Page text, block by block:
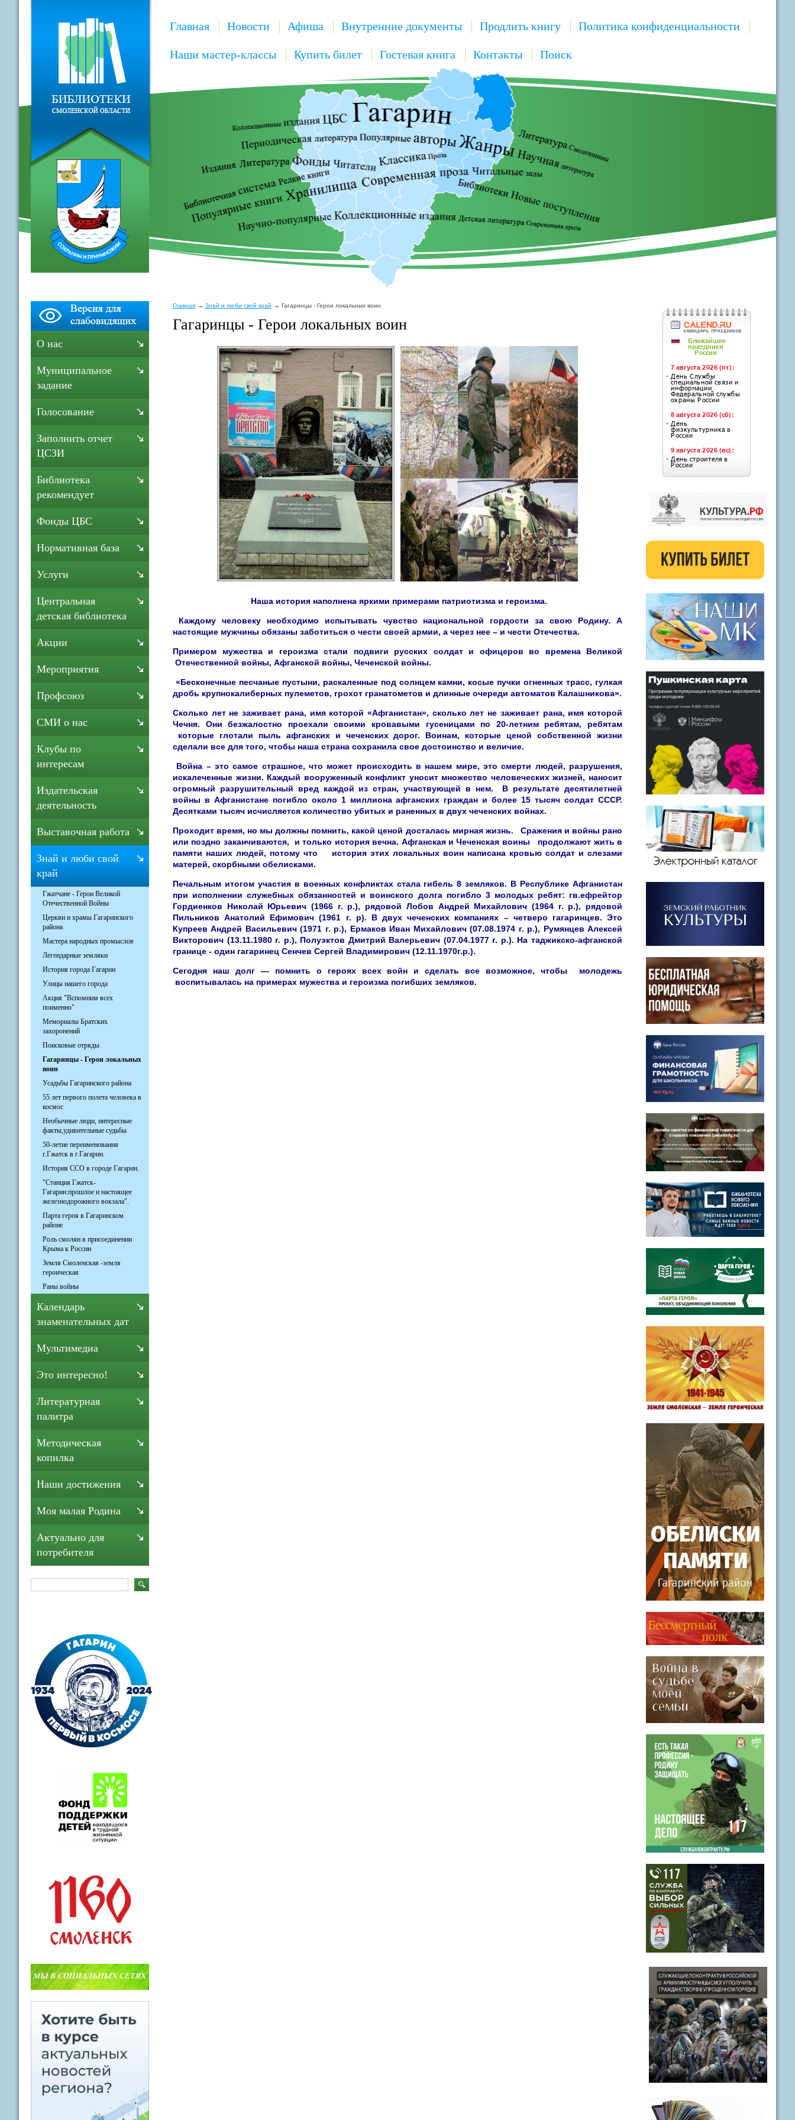
Главная Новости Афиша Внутренние документы Продлить книгу Политика конфиденциальности
Наши мастер-классы Купить билет Гостевая книга Контакты Поиск
Главная Знай и люби свой край Гагаринцы - Герои локальных воин
Гагаринцы - Герои локальных воин
Наша история наполнена яркими примерами патриотизма и героизма.
Каждому человеку необходимо испытывать чувство национальной гордости за свою Родину. А
настоящие мужчины обязаны заботиться о чести своей армии, а через нее – и чести Отечества.
Примером мужества и героизма стали подвиги русских солдат и офицеров во времена Великой
Отечественной войны, Афганской войны, Чеченской войны.
«Бесконечные песчаные пустыни, раскаленные под солнцем камни, косые пучки огненных трасс, гулкая
дробь крупнокалиберных пулеметов, грохот гранатометов и длинные очереди автоматов Калашникова».
Сколько лет не заживает рана, имя которой «Афганистан», сколько лет не заживает рана, имя которой
Чечня. Они безжалостно проехали своими кровавыми гусеницами по 20-летним ребятам, ребятам
которые глотали пыль афганских и чеченских дорог. Воинам, которые ценой собственной жизни
сделали все для того, чтобы наша страна сохранила свое достоинство и величие.
Война – это самое страшное, что может происходить в нашем мире, это смерти людей, разрушения,
искалеченные жизни. Каждый вооруженный конфликт уносит множество человеческих жизней, наносит
огромный разрушительный вред каждой из стран, участвующей в нем. В результате десятилетней
войны в Афганистане погибло около 1 миллиона афганских граждан и более 15 тысяч солдат СССР.
Десятками тысяч исчисляется количество убитых и раненных в двух чеченских войнах.
Проходит время, но мы должны помнить, какой ценой досталась мирная жизнь. Сражения и войны рано
или поздно заканчиваются, и только история вечна. Афганская и Чеченская воины продолжают жить в
памяти наших людей, потому что история этих локальных воин написана кровью солдат и слезами
матерей, скорбными обелисками.
Печальным итогом участия в военных конфликтах стала гибель 8 земляков. В Республике Афганистан
при исполнении служебных обязанностей и воинского долга погибло 3 молодых ребят: гв.ефрейтор
Гордиенков Николай Юрьевич (1966 г. р.), рядовой Лобов Андрей Михайлович (1964 г. р.), рядовой
Пильников Анатолий Ефимович (1961 г. р). В двух чеченских компаниях – четверо гагаринцев. Это
Купреев Андрей Васильевич (1971 г. р.), Ермаков Иван Михайлович (07.08.1974 г. р.), Румянцев Алексей
Викторович (13.11.1980 г. р.), Полуэктов Дмитрий Валерьевич (07.04.1977 г. р.). На таджикско-афганской
границе - один гагаринец Сенчев Сергей Владимирович (12.11.1970г.р.).
Сегодня наш долг — помнить о героях всех войн и сделать все возможное, чтобы молодежь
воспитывалась на примерах мужества и героизма погибших земляков.
О нас
Муниципальное
задание
Голосование
Заполнить отчет
ЦСЗИ
Библиотека
рекомендует
Фонды ЦБС
Нормативная база
Услуги
Центральная
детская библиотека
Акции
Мероприятия
Профсоюз
СМИ о нас
Клубы по
интересам
Издательская
деятельность
Выставочная работа
Знай и люби свой
край
Гжатчане - Герои Великой
Отечественной Войны
Церкви и храмы Гагаринского
района
Мастера народных промыслов
Легендарные земляки
История города Гагарин
Улицы нашего города
Акция "Вспомним всех
поименно"
Мемориалы Братских
захоронений
Поисковые отряды
Гагаринцы - Герои локальных
воин
Усадьбы Гагаринского района
55 лет первого полета человека в
космос
Необычные люди, интересные
факты,удивительные судьбы
50-летие переименования
г.Гжатск в г.Гагарин.
История ССО в городе Гагарин.
"Станция Гжатск-
Гагарин:прошлое и настоящее
железнодорожного вокзала".
Парта героя в Гагаринском
районе
Роль смолян в присоединении
Крыма к России
Земля Смоленская -земля
героическая
Раны войны
Календарь
знаменательных дат
Мультимедиа
Это интересно!
Литературная
палитра
Методическая
копилка
Наши достижения
Моя малая Родина
Актуально для
потребителя